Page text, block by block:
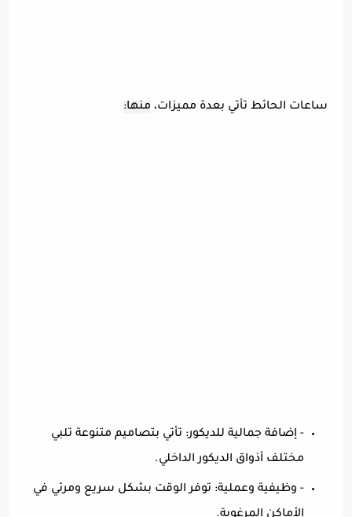
ساعات الحائط تأتي بعدة مميزات، منها:
- إضافة جمالية للديكور: تأتي بتصاميم متنوعة تلبي
مختلف أذواق الديكور الداخلي.
- وظيفية وعملية: توفر الوقت بشكل سريع ومرئي في